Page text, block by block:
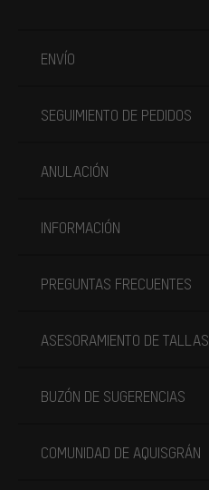
ENVÍO
SEGUIMIENTO DE PEDIDOS
ANULACIÓN
INFORMACIÓN
PREGUNTAS FRECUENTES
ASESORAMIENTO DE TALLAS
BUZÓN DE SUGERENCIAS
COMUNIDAD DE AQUISGRÁN